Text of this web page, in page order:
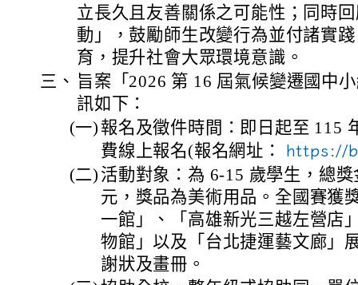
立長久且友善關係之可能性；同時
動」，鼓勵師生改變行為並付諸實
育，提升社會大眾環境意識。
三、 旨案「2026 第 16 屆氣候變遷國中
訊如下：
(一) 報名及徵件時間：即日起至 115
費線上報名(報名網址：
https://
(二) 活動對象：為 6-15 歲學生，總
元，獎品為美術用品。全國賽獲
一館」、「高雄新光三越左營店
物館」以及「台北捷運藝文廊」
謝狀及畫冊。